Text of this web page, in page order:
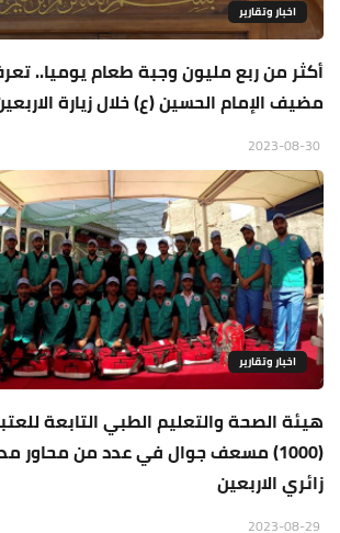
اخبار وتقارير
أكثر من ربع مليون وجبة طعام يوميا..
مضيف الإمام الحسين (ع) خلال زيارة
اخبار وتقارير
هيئة الصحة والتعليم الطبي التابعة
(1000) مسعف جوال في عدد من محاور
زائري الاربعين